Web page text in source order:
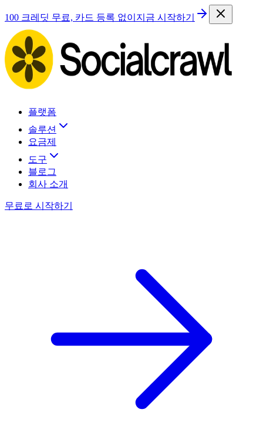
100 크레딧 무료, 카드 등록 없이 지금 시작하기
플랫폼
솔루션
요금제
도구
블로그
회사 소개
무료로 시작하기